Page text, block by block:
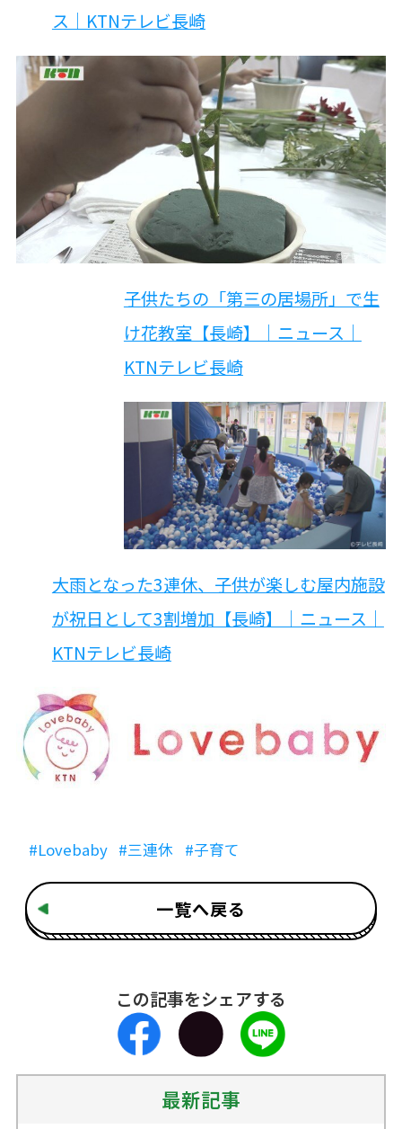
ス｜KTNテレビ長崎
子供たちの「第三の居場所」で生
け花教室【長崎】｜ニュース｜
KTNテレビ長崎
大雨となった3連休、子供が楽しむ屋内施設
が祝日として3割増加【長崎】｜ニュース｜
KTNテレビ長崎
#Lovebaby #三連休 #子育て
一覧へ戻る
この記事をシェアする
最新記事